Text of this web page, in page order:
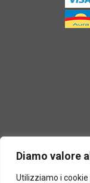
Diamo valore
Utilizziamo i